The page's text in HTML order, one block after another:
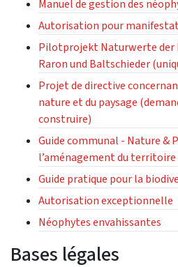
Manuel de gestion des
Autorisation pour
Pilotprojekt Naturwerte der
Raron und Baltschieder
Projet de directive
nature et du paysage
construire)
Guide communal - Nature &
l’aménagement du territoire
Guide pratique pour la
Autorisation exceptionnelle
Néophytes envahissantes
Bases légales